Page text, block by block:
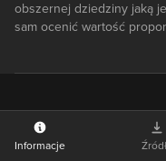
obszernej dziedziny jaką
sam ocenić wartość
Informacje